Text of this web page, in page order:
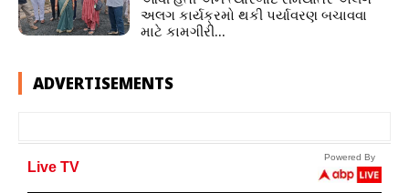
અલગ કાર્યક્રમો થકી પર્યાવરણ બચાવવા
માટે કામગીરી...
ADVERTISEMENTS